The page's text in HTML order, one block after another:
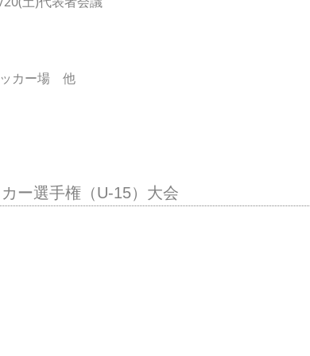
ッカー場 他
ー選手権（U-15）大会